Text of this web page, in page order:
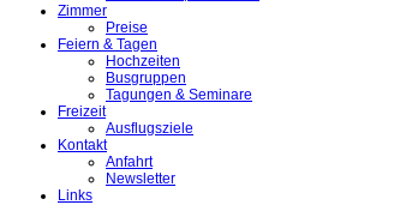
Zimmer
Preise
Feiern & Tagen
Hochzeiten
Busgruppen
Tagungen & Seminare
Freizeit
Ausflugsziele
Kontakt
Anfahrt
Newsletter
Links